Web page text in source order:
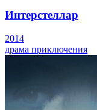
Интерстеллар
2014
драма приключения